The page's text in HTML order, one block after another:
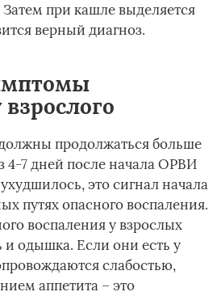
при кашле выделяется
верный диагноз.
продолжаться больше
4-7 дней после начала ОРВИ
это сигнал начала
путях опасного воспаления.
воспаления у взрослых
и одышка. Если они есть у
слабостью,
аппетита – это